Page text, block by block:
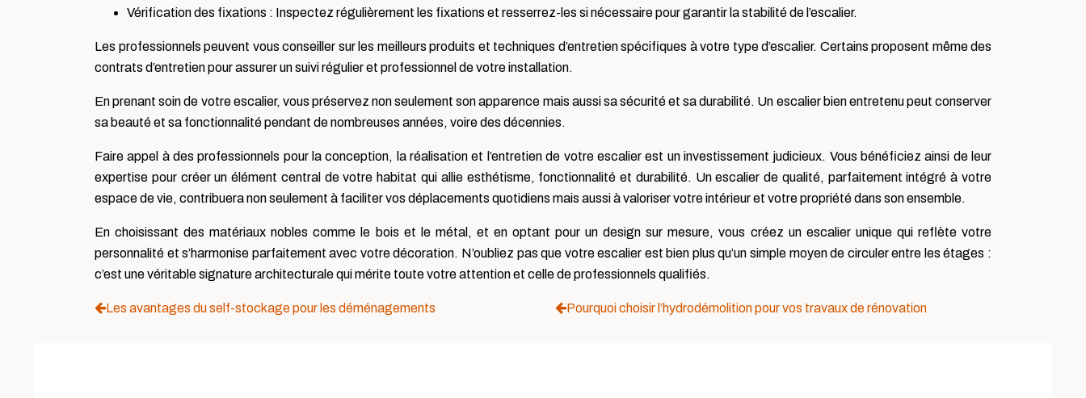
Vérification des fixations : Inspectez régulièrement les fixations et resserrez-les si nécessaire pour garantir la stabilité de l’escalier.
Les professionnels peuvent vous conseiller sur les meilleurs produits et techniques d’entretien spécifiques à votre type d’escalier. Certains proposent même des
contrats d’entretien pour assurer un suivi régulier et professionnel de votre installation.
En prenant soin de votre escalier, vous préservez non seulement son apparence mais aussi sa sécurité et sa durabilité. Un escalier bien entretenu peut conserver
sa beauté et sa fonctionnalité pendant de nombreuses années, voire des décennies.
Faire appel à des professionnels pour la conception, la réalisation et l’entretien de votre escalier est un investissement judicieux. Vous bénéficiez ainsi de leur
expertise pour créer un élément central de votre habitat qui allie esthétisme, fonctionnalité et durabilité. Un escalier de qualité, parfaitement intégré à votre
espace de vie, contribuera non seulement à faciliter vos déplacements quotidiens mais aussi à valoriser votre intérieur et votre propriété dans son ensemble.
En choisissant des matériaux nobles comme le bois et le métal, et en optant pour un design sur mesure, vous créez un escalier unique qui reflète votre
personnalité et s’harmonise parfaitement avec votre décoration. N’oubliez pas que votre escalier est bien plus qu’un simple moyen de circuler entre les étages :
c’est une véritable signature architecturale qui mérite toute votre attention et celle de professionnels qualifiés.
Les avantages du self-stockage pour les déménagements Pourquoi choisir l’hydrodémolition pour vos travaux de rénovation